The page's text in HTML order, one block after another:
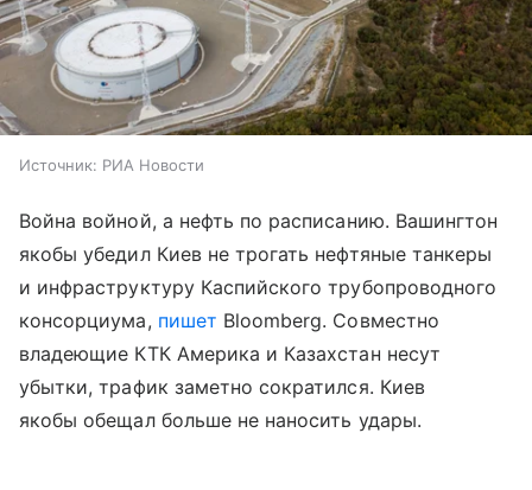
Источник: РИА Новости
Война войной, а нефть по расписанию. Вашингтон
якобы убедил Киев не трогать нефтяные танкеры
и инфраструктуру Каспийского трубопроводного
консорциума, пишет Bloomberg. Совместно
владеющие КТК Америка и Казахстан несут
убытки, трафик заметно сократился. Киев
якобы обещал больше не наносить удары.